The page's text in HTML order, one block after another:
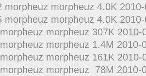
morpheuz morpheuz 4.0K
morpheuz morpheuz 4.0K
morpheuz 307K
morpheuz 1.4M 2010-
morpheuz 161K
morpheuz 78M 2010-